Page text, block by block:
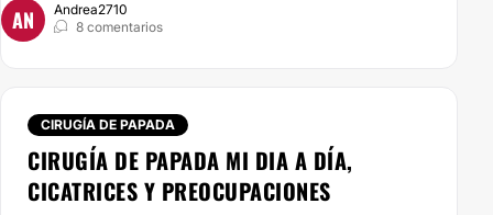
AN
Andrea2710
8 comentarios
CIRUGÍA DE PAPADA
CIRUGÍA DE PAPADA MI DIA A DÍA,
CICATRICES Y PREOCUPACIONES